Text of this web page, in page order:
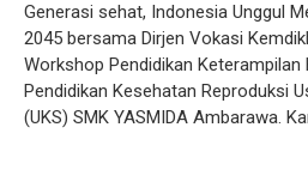
Generasi sehat, Indonesia Unggul
2045 bersama Dirjen Vokasi
Workshop Pendidikan Keterampilan
Pendidikan Kesehatan Reproduksi
(UKS) SMK YASMIDA Ambarawa.